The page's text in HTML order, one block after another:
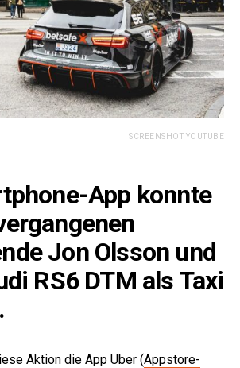
SCREENSHOT YOUTUBE
App konnte
Jon Olsson und
RS6 DTM als Taxi
Aktion die App Uber (Appstore-